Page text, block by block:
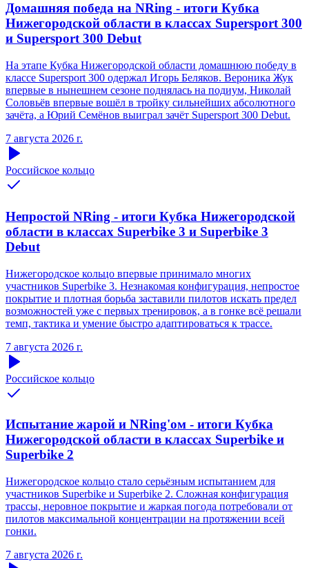
Домашняя победа на NRing - итоги Кубка
Нижегородской области в классах Supersport 300
и Supersport 300 Debut
На этапе Кубка Нижегородской области домашнюю победу в
классе Supersport 300 одержал Игорь Беляков. Вероника Жук
впервые в нынешнем сезоне поднялась на подиум, Николай
Соловьёв впервые вошёл в тройку сильнейших абсолютного
зачёта, а Юрий Семёнов выиграл зачёт Supersport 300 Debut.
7 августа 2026 г.
Российское кольцо
Непростой NRing - итоги Кубка Нижегородской
области в классах Superbike 3 и Superbike 3
Debut
Нижегородское кольцо впервые принимало многих
участников Superbike 3. Незнакомая конфигурация, непростое
покрытие и плотная борьба заставили пилотов искать предел
возможностей уже с первых тренировок, а в гонке всё решали
темп, тактика и умение быстро адаптироваться к трассе.
7 августа 2026 г.
Российское кольцо
Испытание жарой и NRing'ом - итоги Кубка
Нижегородской области в классах Superbike и
Superbike 2
Нижегородское кольцо стало серьёзным испытанием для
участников Superbike и Superbike 2. Сложная конфигурация
трассы, неровное покрытие и жаркая погода потребовали от
пилотов максимальной концентрации на протяжении всей
гонки.
7 августа 2026 г.